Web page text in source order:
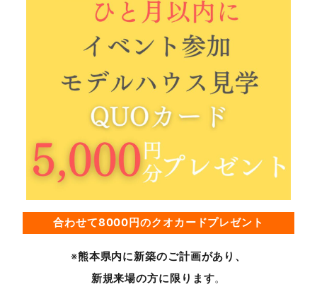
合わせて8000円のクオカードプレゼント
※熊本県内に新築のご計画があり、
新規来場の方に限ります。